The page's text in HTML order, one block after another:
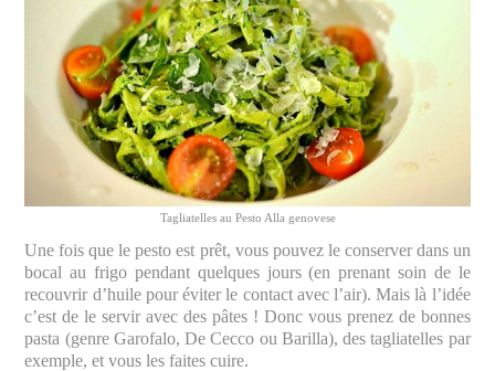
Tagliatelles au Pesto Alla genovese
Une fois que le pesto est prêt, vous pouvez le conserver dans un
bocal au frigo pendant quelques jours (en prenant soin de le
recouvrir d’huile pour éviter le contact avec l’air). Mais là l’idée
c’est de le servir avec des pâtes ! Donc vous prenez de bonnes
pasta (genre Garofalo, De Cecco ou Barilla), des tagliatelles par
exemple, et vous les faites cuire.